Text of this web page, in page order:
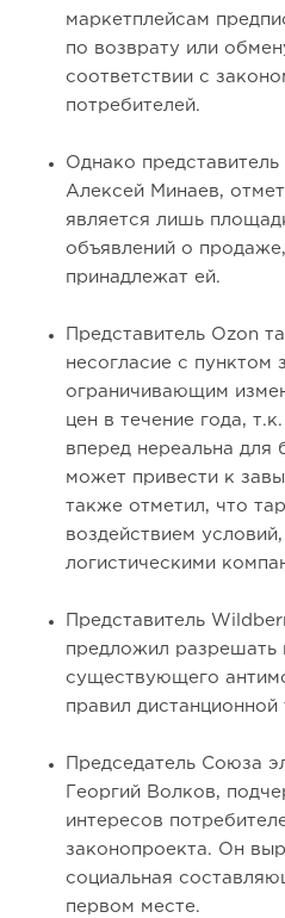
маркетплейсам
по возврату или
соответствии с
потребителей.
Однако
Алексей Минаев,
является лишь
объявлений о
принадлежат ей.
Представитель Ozon
несогласие с пунктом
ограничивающим
цен в течение года,
вперед нереальна для
может привести к
также отметил, что
воздействием
логистическими
Представитель
предложил разрешать
существующего
правил дистанционной
Председатель Союза
Георгий Волков,
интересов
законопроекта. Он
социальная
первом месте.